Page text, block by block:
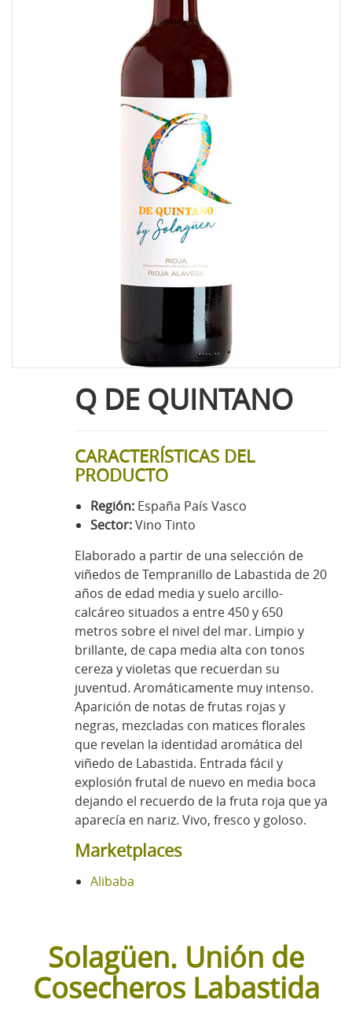
Q DE QUINTANO
CARACTERÍSTICAS DEL
PRODUCTO
Región: España País Vasco
Sector:Vino Tinto
Elaborado a partir de una selección de
viñedos de Tempranillo de Labastida de 20
años de edad media y suelo arcillo-
calcáreo situados a entre 450 y 650
metros sobre el nivel del mar. Limpio y
brillante, de capa media alta con tonos
cereza y violetas que recuerdan su
juventud. Aromáticamente muy intenso.
Aparición de notas de frutas rojas y
negras, mezcladas con matices florales
que revelan la identidad aromática del
viñedo de Labastida. Entrada fácil y
explosión frutal de nuevo en media boca
dejando el recuerdo de la fruta roja que ya
aparecía en nariz. Vivo, fresco y goloso.
Marketplaces
Alibaba
Solagüen. Unión de
Cosecheros Labastida